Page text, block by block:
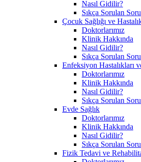
Nasıl Gidilir?
Sıkça Sorulan
Çocuk Sağlığı ve
Doktorlarımız
Klinik Hakkında
Nasıl Gidilir?
Sıkça Sorulan
Enfeksiyon
Doktorlarımız
Klinik Hakkında
Nasıl Gidilir?
Sıkça Sorulan
Evde Sağlık
Doktorlarımız
Klinik Hakkında
Nasıl Gidilir?
Sıkça Sorulan
Fizik Tedavi ve